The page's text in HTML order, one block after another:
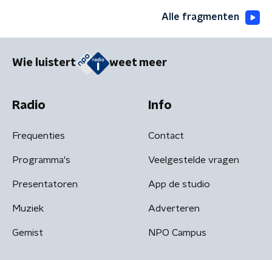
Alle fragmenten
Wie luistert weet meer
Radio
Frequenties
Programma's
Presentatoren
Muziek
Gemist
Info
Contact
Veelgestelde vragen
App de studio
Adverteren
NPO Campus